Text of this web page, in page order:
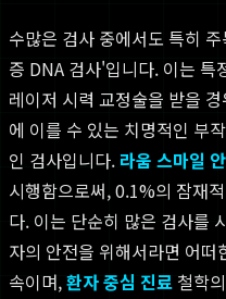
수많은 검사 중에서도 특히
증 DNA 검사'입니다. 이는 특
레이저 시력 교정술을 받을
에 이를 수 있는 치명적인 부
인 검사입니다. 라움 스마일
시행함으로써, 0.1%의 잠재
다. 이는 단순히 많은 검사를
자의 안전을 위해서라면 어
속이며,환자 중심 진료 철학